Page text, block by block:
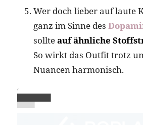
Wer doch lieber auf laute
ganz im Sinne des
sollteauf ähnliche
So wirkt das Outfit trotz
Nuancen harmonisch.